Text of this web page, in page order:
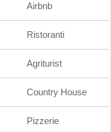
Airbnb
Ristoranti
Agriturist
Country House
Pizzerie